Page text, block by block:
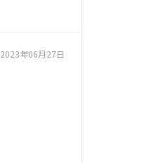
2023年06月27日